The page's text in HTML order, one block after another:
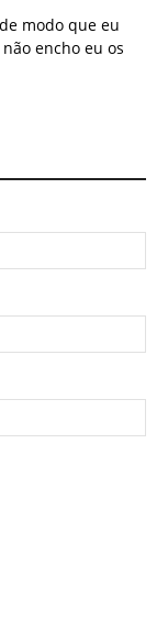
modo que eu
encho eu os